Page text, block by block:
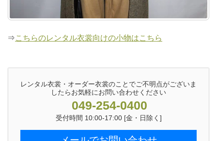
⇒こちらのレンタル衣裳向けの小物はこちら
レンタル衣裳・オーダー衣裳のことでご不明点がございま
したらお気軽にお問い合わせください
049-254-0400
受付時間 10:00-17:00 [金・日除く]